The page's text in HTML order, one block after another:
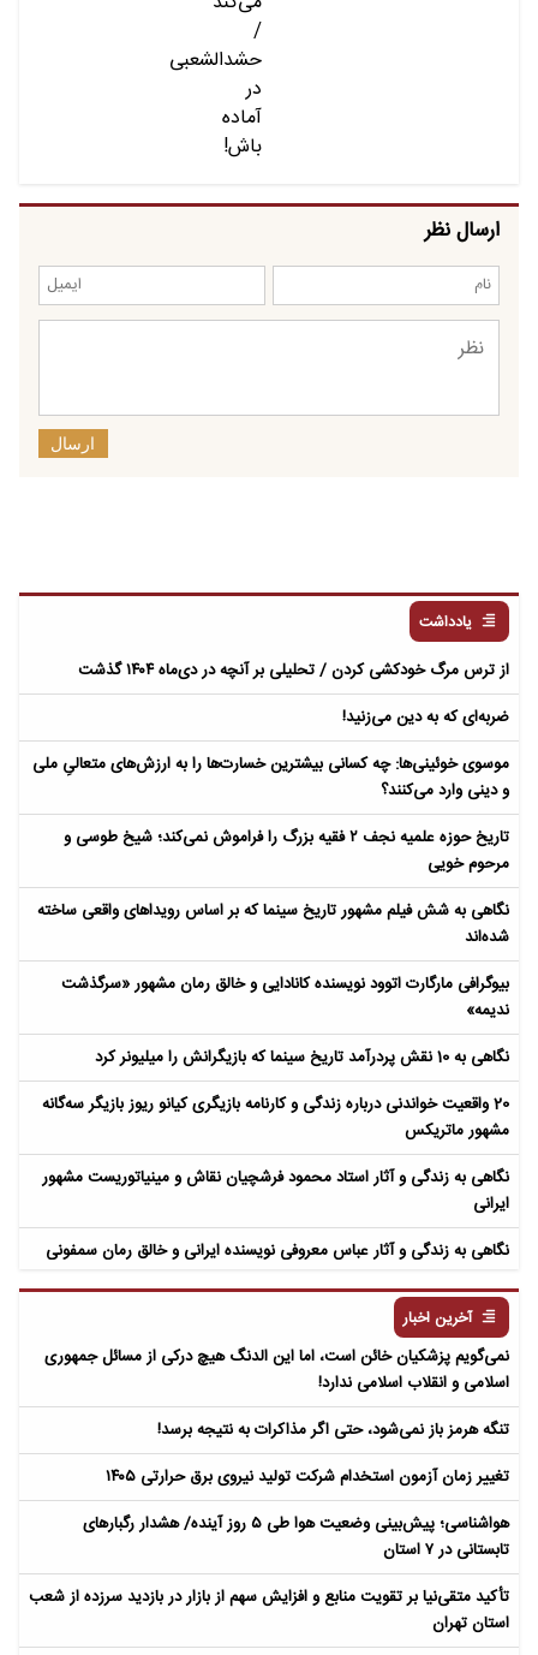
ارسال نظر
ارسال
یادداشت
از ترس مرگ خودکشی کردن / تحلیلی بر آنچه در دی‌ماه ۱۴۰۴ گذشت
ضربه‌ای که به دین می‌زنید!
موسوی خوئینی‌ها: چه کسانی بیشترین خسارت‌ها را به ارزش‌های متعالیِ ملی
و دینی وارد می‌کنند؟
تاریخ حوزه علمیه نجف ۲ فقیه بزرگ را فراموش نمی‌کند؛ شیخ طوسی و
مرحوم خویی
نگاهی به شش فیلم مشهور تاریخ سینما که بر اساس رویداهای واقعی ساخته
شده‌اند
بیوگرافی مارگارت اتوود نویسنده کانادایی و خالق رمان مشهور «سرگذشت
ندیمه»
نگاهی به 10 نقش پردرآمد تاریخ سینما که بازیگرانش را میلیونر کرد
20 واقعیت خواندنی درباره زندگی و کارنامه بازیگری کیانو ریوز بازیگر سه‌گانه
مشهور ماتریکس
نگاهی به زندگی و آثار استاد محمود فرشچیان نقاش و مینیاتوریست مشهور
ایرانی
نگاهی به زندگی و آثار عباس معروفی نویسنده ایرانی و خالق رمان سمفونی
آخرین اخبار
نمی‌گویم پزشکیان خائن است، اما این الدنگ هیچ درکی از مسائل جمهوری
اسلامی و انقلاب اسلامی ندارد!
تنگه هرمز باز نمی‌شود، حتی اگر مذاکرات به نتیجه برسد!
تغییر زمان آزمون استخدام شرکت تولید نیروی برق حرارتی ۱۴۰۵
هواشناسی؛ پیش‌بینی وضعیت هوا طی ۵ روز آینده/ هشدار رگبارهای
تابستانی در ۷ استان
تأکید متقی‌نیا بر تقویت منابع و افزایش سهم از بازار در بازدید سرزده از شعب
استان تهران